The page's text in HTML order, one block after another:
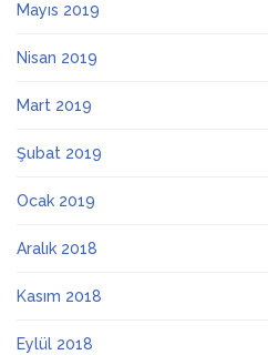
Mayıs 2019
Nisan 2019
Mart 2019
Şubat 2019
Ocak 2019
Aralık 2018
Kasım 2018
Eylül 2018